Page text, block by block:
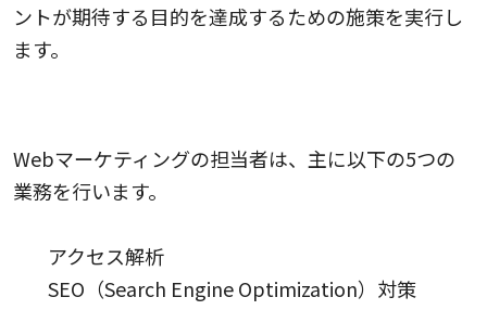
ントが期待する目的を達成するための施策を実行し
ます。
Webマーケティングの担当者は、主に以下の5つの
業務を行います。
アクセス解析
SEO（Search Engine Optimization）対策